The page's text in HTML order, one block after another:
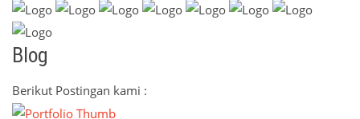
Blog
Berikut Postingan kami :